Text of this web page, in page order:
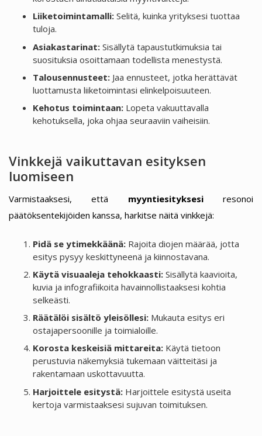
Liiketoimintamalli:Selitä, kuinka yrityksesi tuottaa
tuloja.
Asiakastarinat:Sisällytä tapaustutkimuksia tai
suosituksia osoittamaan todellista menestystä.
Talousennusteet:Jaa ennusteet, jotka herättävät
luottamusta liiketoimintasi elinkelpoisuuteen.
Kehotus toimintaan:Lopeta vakuuttavalla
kehotuksella, joka ohjaa seuraaviin vaiheisiin.
Vinkkejä vaikuttavan esityksen
luomiseen
Varmistaaksesi, että myyntiesityksesiresonoi
päätöksentekijöiden kanssa, harkitse näitä vinkkejä:
Pidä se ytimekkäänä:Rajoita diojen määrää, jotta
esitys pysyy keskittyneenä ja kiinnostavana.
Käytä visuaaleja tehokkaasti:Sisällytä kaavioita,
kuvia ja infografiikoita havainnollistaaksesi kohtia
selkeästi.
Räätälöi sisältö yleisöllesi:Mukauta esitys eri
ostajapersoonille ja toimialoille.
Korosta keskeisiä mittareita:Käytä tietoon
perustuvia näkemyksiä tukemaan väitteitäsi ja
rakentamaan uskottavuutta.
Harjoittele esitystä:Harjoittele esitystä useita
kertoja varmistaaksesi sujuvan toimituksen.